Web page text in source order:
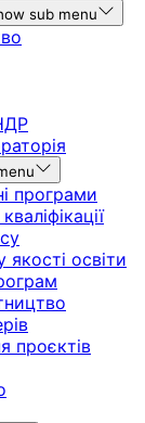
sub menu
програми
якості освіти
проєктів